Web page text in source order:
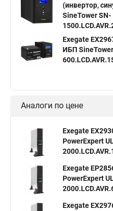
(инвертор,
SineTower SN-
Exegate
ИБП
Аналоги по цене
Exegate
PowerExpert
Exegate
PowerExpert
Exegate